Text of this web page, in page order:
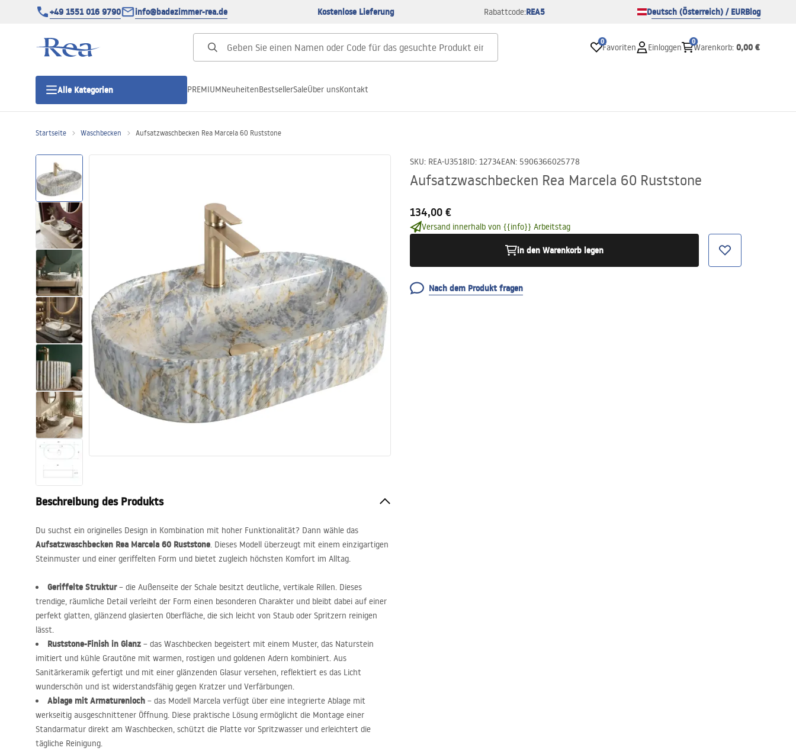
+49 1551 016 9790 info@badezimmer-rea.de Kostenlose Lieferung Rabattcode:REA5 Deutsch (Österreich) / EURBlog
0
Favoriten Einloggen
0
Warenkorb: 0,00 €
Alle Kategorien
Duschtüren
Duschwannen
Duschrinnen
Toiletten
Waschbecken
Wannen und
Badewannenaufsätze
Badarmaturen
Duschen
Kitchen
Badezimmerzubehör und Möbel
PREMIUMNeuheitenBestsellerSaleÜber unsKontakt
Startseite Waschbecken Aufsatzwaschbecken Rea Marcela 60 Ruststone
SKU: REA-U3518ID: 12734EAN: 5906366025778
Aufsatzwaschbecken Rea Marcela 60 Ruststone
134,00 €
Versand innerhalb von {{info}} Arbeitstag
in den Warenkorb legen
Nach dem Produkt fragen
Beschreibung des Produkts
Du suchst ein originelles Design in Kombination mit hoher Funktionalität? Dann wähle das
Aufsatzwaschbecken Rea Marcela 60 Ruststone. Dieses Modell überzeugt mit einem einzigartigen
Steinmuster und einer geriffelten Form und bietet zugleich höchsten Komfort im Alltag.
Geriffelte Struktur– die Außenseite der Schale besitzt deutliche, vertikale Rillen. Dieses
trendige, räumliche Detail verleiht der Form einen besonderen Charakter und bleibt dabei auf einer
perfekt glatten, glänzend glasierten Oberfläche, die sich leicht von Staub oder Spritzern reinigen
lässt.
Ruststone-Finish in Glanz – das Waschbecken begeistert mit einem Muster, das Naturstein
imitiert und kühle Grautöne mit warmen, rostigen und goldenen Adern kombiniert. Aus
Sanitärkeramik gefertigt und mit einer glänzenden Glasur versehen, reflektiert es das Licht
wunderschön und ist widerstandsfähig gegen Kratzer und Verfärbungen.
Ablage mit Armaturenloch – das Modell Marcela verfügt über eine integrierte Ablage mit
werkseitig ausgeschnittener Öffnung. Diese praktische Lösung ermöglicht die Montage einer
Standarmatur direkt am Waschbecken, schützt die Platte vor Spritzwasser und erleichtert die
tägliche Reinigung.